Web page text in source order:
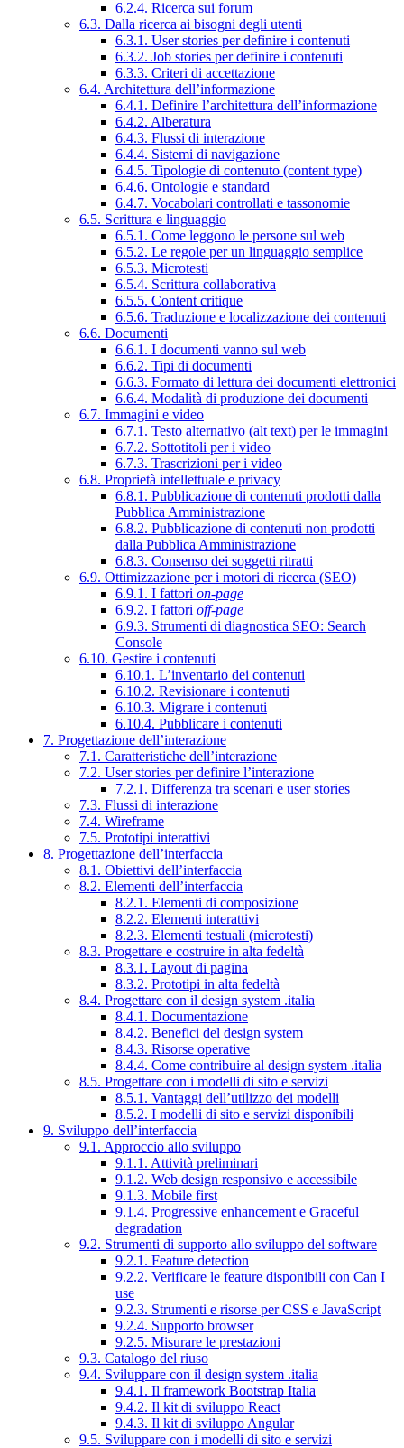
6.2.4. Ricerca sui forum
6.3. Dalla ricerca ai bisogni degli utenti
6.3.1. User stories per definire i contenuti
6.3.2. Job stories per definire i contenuti
6.3.3. Criteri di accettazione
6.4. Architettura dell’informazione
6.4.1. Definire l’architettura dell’informazione
6.4.2. Alberatura
6.4.3. Flussi di interazione
6.4.4. Sistemi di navigazione
6.4.5. Tipologie di contenuto (content type)
6.4.6. Ontologie e standard
6.4.7. Vocabolari controllati e tassonomie
6.5. Scrittura e linguaggio
6.5.1. Come leggono le persone sul web
6.5.2. Le regole per un linguaggio semplice
6.5.3. Microtesti
6.5.4. Scrittura collaborativa
6.5.5. Content critique
6.5.6. Traduzione e localizzazione dei contenuti
6.6. Documenti
6.6.1. I documenti vanno sul web
6.6.2. Tipi di documenti
6.6.3. Formato di lettura dei documenti elettronici
6.6.4. Modalità di produzione dei documenti
6.7. Immagini e video
6.7.1. Testo alternativo (alt text) per le immagini
6.7.2. Sottotitoli per i video
6.7.3. Trascrizioni per i video
6.8. Proprietà intellettuale e privacy
6.8.1. Pubblicazione di contenuti prodotti dalla
Pubblica Amministrazione
6.8.2. Pubblicazione di contenuti non prodotti
dalla Pubblica Amministrazione
6.8.3. Consenso dei soggetti ritratti
6.9. Ottimizzazione per i motori di ricerca (SEO)
6.9.1. I fattori on-page
6.9.2. I fattori off-page
6.9.3. Strumenti di diagnostica SEO: Search
Console
6.10. Gestire i contenuti
6.10.1. L’inventario dei contenuti
6.10.2. Revisionare i contenuti
6.10.3. Migrare i contenuti
6.10.4. Pubblicare i contenuti
7. Progettazione dell’interazione
7.1. Caratteristiche dell’interazione
7.2. User stories per definire l’interazione
7.2.1. Differenza tra scenari e user stories
7.3. Flussi di interazione
7.4. Wireframe
7.5. Prototipi interattivi
8. Progettazione dell’interfaccia
8.1. Obiettivi dell’interfaccia
8.2. Elementi dell’interfaccia
8.2.1. Elementi di composizione
8.2.2. Elementi interattivi
8.2.3. Elementi testuali (microtesti)
8.3. Progettare e costruire in alta fedeltà
8.3.1. Layout di pagina
8.3.2. Prototipi in alta fedeltà
8.4. Progettare con il design system .italia
8.4.1. Documentazione
8.4.2. Benefici del design system
8.4.3. Risorse operative
8.4.4. Come contribuire al design system .italia
8.5. Progettare con i modelli di sito e servizi
8.5.1. Vantaggi dell’utilizzo dei modelli
8.5.2. I modelli di sito e servizi disponibili
9. Sviluppo dell’interfaccia
9.1. Approccio allo sviluppo
9.1.1. Attività preliminari
9.1.2. Web design responsivo e accessibile
9.1.3. Mobile first
9.1.4. Progressive enhancement e Graceful
degradation
9.2. Strumenti di supporto allo sviluppo del software
9.2.1. Feature detection
9.2.2. Verificare le feature disponibili con Can I
use
9.2.3. Strumenti e risorse per CSS e JavaScript
9.2.4. Supporto browser
9.2.5. Misurare le prestazioni
9.3. Catalogo del riuso
9.4. Sviluppare con il design system .italia
9.4.1. Il framework Bootstrap Italia
9.4.2. Il kit di sviluppo React
9.4.3. Il kit di sviluppo Angular
9.5. Sviluppare con i modelli di sito e servizi